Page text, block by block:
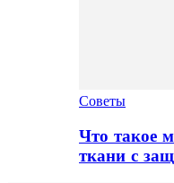
Советы
Что такое
ткани с